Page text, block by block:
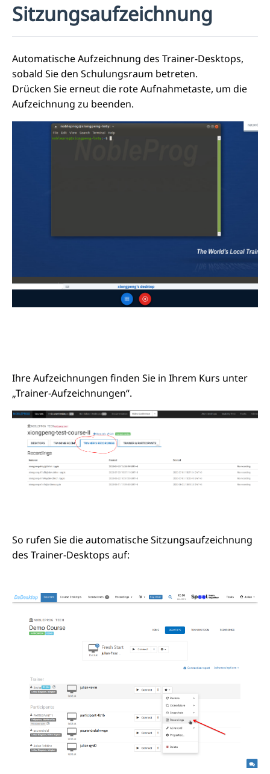
Sitzungsaufzeichnung
Automatische Aufzeichnung des Trainer-Desktops,
sobald Sie den Schulungsraum betreten.
Drücken Sie erneut die rote Aufnahmetaste, um die
Aufzeichnung zu beenden.
Ihre Aufzeichnungen finden Sie in Ihrem Kurs unter
„Trainer-Aufzeichnungen“.
So rufen Sie die automatische Sitzungsaufzeichnung
des Trainer-Desktops auf: